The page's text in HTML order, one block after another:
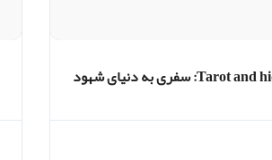
“Tarot and hidden secrets: سفری به دنیای شهود